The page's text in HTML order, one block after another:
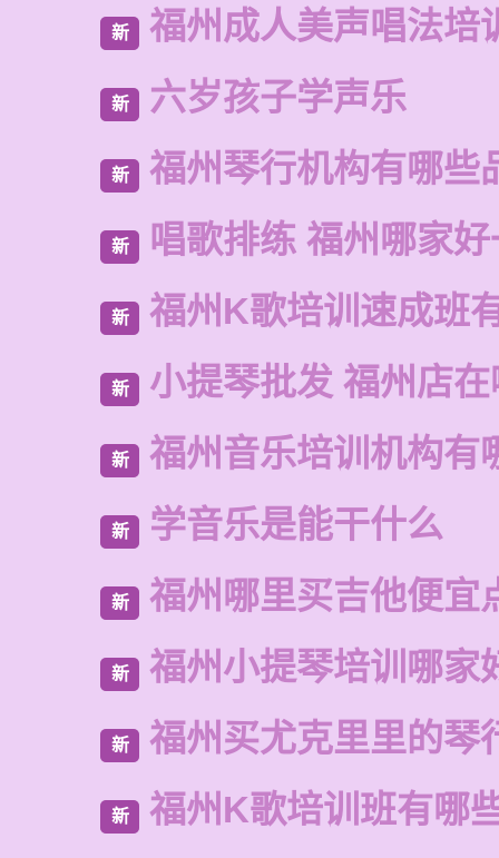
新 福州成人美声唱法培
新 六岁孩子学声乐
新 福州琴行机构有哪些
新 唱歌排练 福州哪家
新 福州K歌培训速成班
新 小提琴批发 福州店
新 福州音乐培训机构有
新 学音乐是能干什么
新 福州哪里买吉他便宜
新 福州小提琴培训哪家
新 福州买尤克里里的琴
新 福州K歌培训班有哪